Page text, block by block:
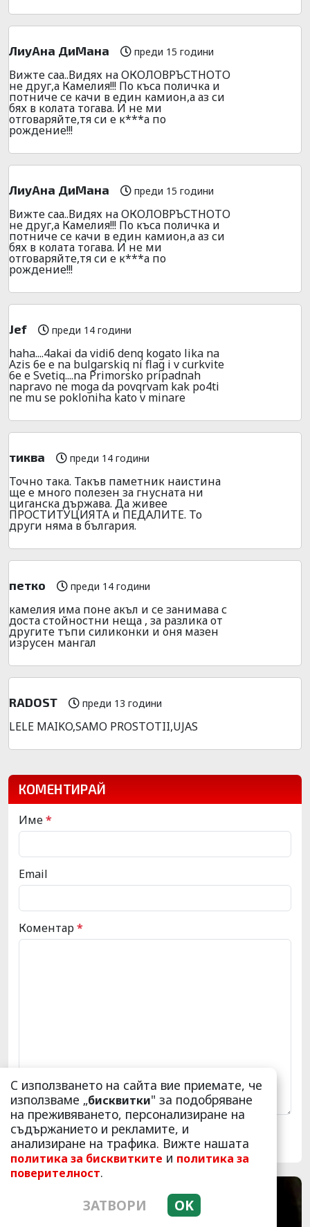
ЛиуАна ДиМана преди 15 години
Вижте саа..Видях на ОКОЛОВРЪСТНОТО
не друг,а Камелия!!! По къса поличка и
потниче се качи в един камион,а аз си
бях в колата тогава. И не ми
отговаряйте,тя си е к***а по
рождение!!!
ЛиуАна ДиМана преди 15 години
Вижте саа..Видях на ОКОЛОВРЪСТНОТО
не друг,а Камелия!!! По къса поличка и
потниче се качи в един камион,а аз си
бях в колата тогава. И не ми
отговаряйте,тя си е к***а по
рождение!!!
Jef преди 14 години
haha....4akai da vidi6 denq kogato lika na
Azis 6e e na bulgarskiq ni flag i v curkvite
6e e Svetiq....na Primorsko pripadnah
napravo ne moga da povqrvam kak po4ti
ne mu se pokloniha kato v minare
тиква преди 14 години
Точно така. Такъв паметник наистина
ще е много полезен за гнусната ни
циганска държава. Да живее
ПРОСТИТУЦИЯТА и ПЕДАЛИТЕ. То
други няма в българия.
петко преди 14 години
камелия има поне акъл и се занимава с
доста стойностни неща , за разлика от
другите тъпи силиконки и оня мазен
изрусен мангал
RADOST преди 13 години
LELE MAIKO,SAMO PROSTOTII,UJAS
КОМЕНТИРАЙ
Име*
Email
Коментар*
С използването на сайта вие приемате, че
използваме „бисквитки" за подобряване
на преживяването, персонализиране на
съдържанието и рекламите, и
анализиране на трафика. Вижте нашата
политика за бисквитките и политика за
поверителност.
ЗАТВОРИ OK